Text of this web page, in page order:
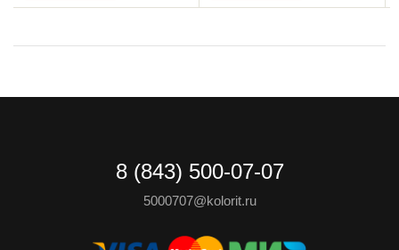
8 (843) 500-07-07
5000707@kolorit.ru